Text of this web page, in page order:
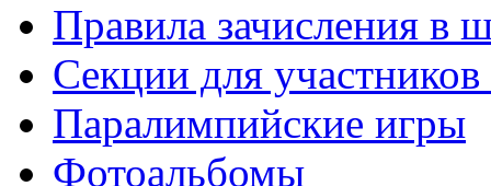
Правила зачисления в
Секции для
Паралимпийские игры
Фотоальбомы